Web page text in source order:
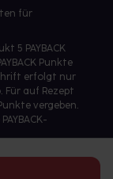
für
5 PAYBACK
Punkte
erfolgt nur
Für auf Rezept
vergeben.